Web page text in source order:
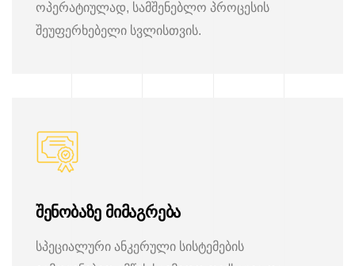
ოპერატიულად, სამშენებლო პროცესის
შეუფერხებელი სვლისთვის.
შენობაზე მიმაგრება
სპეციალური ანკერული სისტემების